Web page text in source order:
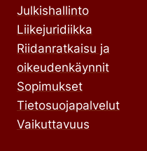
Julkishallinto
Liikejuridiikka
Riidanratkaisu ja
oikeudenkäynnit
Sopimukset
Tietosuojapalvelut
Vaikuttavuus